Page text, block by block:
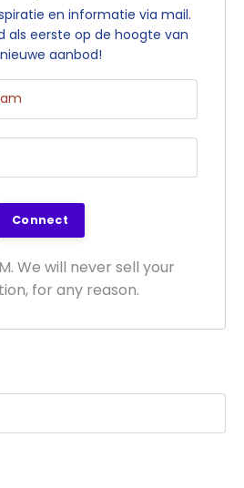
en informatie via mail.
als eerste op de hoogte van
aanbod!
Connect
We will never sell your
for any reason.